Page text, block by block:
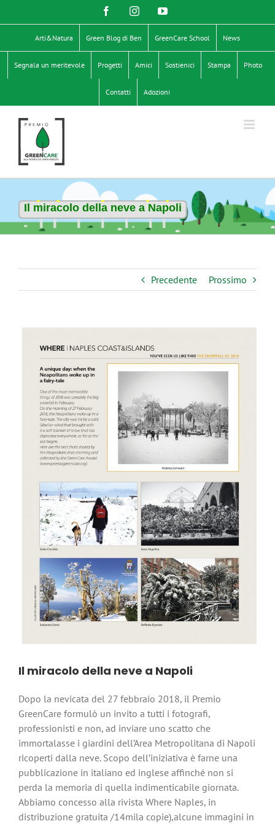
al
contenuto
FacebookInstagramYouTube
Arti&Natura Green Blog di Ben GreenCare School News
Segnala un meritevole Progetti Amici Sostienici Stampa Photo
Contatti Adozioni
Il miracolo della neve a Napoli
Precedente Prossimo
immagine
Il miracolo della neve a Napoli
Dopo la nevicata del 27 febbraio 2018, il Premio
GreenCare formulò un invito a tutti i fotografi,
professionisti e non, ad inviare uno scatto che
immortalasse i giardini dell’Area Metropolitana di Napoli
ricoperti dalla neve. Scopo dell’iniziativa è farne una
pubblicazione in italiano ed inglese affinché non si
perda la memoria di quella indimenticabile giornata.
Abbiamo concesso alla rivista Where Naples, in
distribuzione gratuita /14mila copie),alcune immagini in